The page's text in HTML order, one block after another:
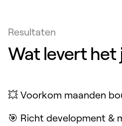
Resultaten
Wat levert het
💥 Voorkom maanden
🎯 Richt development &